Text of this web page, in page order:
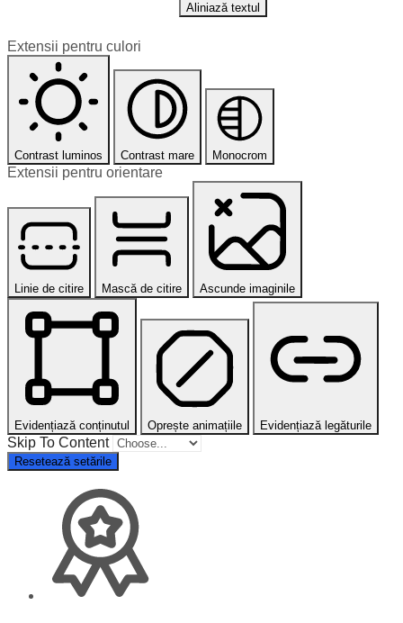
Aliniază textul
Extensii pentru culori
Contrast luminos Contrast mare Monocrom
Extensii pentru orientare
Linie de citire Mască de citire Ascunde imaginile
Evidențiază conținutul Oprește animațiile Evidențiază legăturile
Skip To Content
Resetează setările